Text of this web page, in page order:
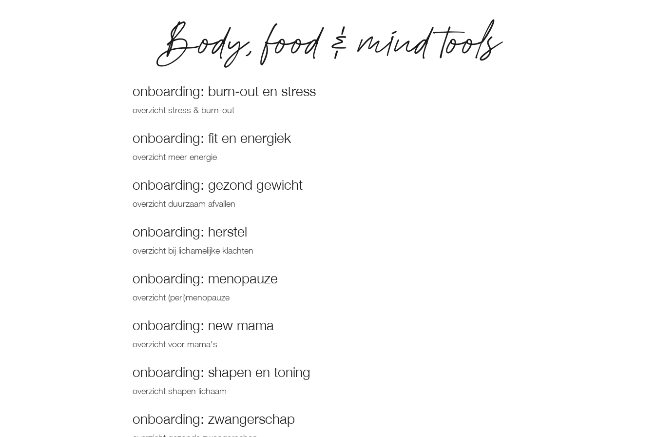
Body, food & mind tools
onboarding: burn-out en stress
overzicht stress & burn-out
onboarding: fit en energiek
overzicht meer energie
onboarding: gezond gewicht
overzicht duurzaam afvallen
onboarding: herstel
overzicht bij lichamelijke klachten
onboarding: menopauze
overzicht (peri)menopauze
onboarding: new mama
overzicht voor mama's
onboarding: shapen en toning
overzicht shapen lichaam
onboarding: zwangerschap